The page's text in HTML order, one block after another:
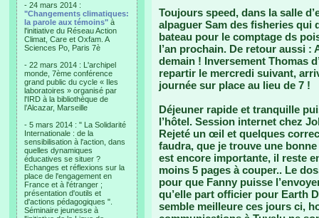
- 24 mars 2014 :
"Changements climatiques:
la parole aux témoins" à
l'initiative du Réseau Action
Climat, Care et Oxfam. A
Sciences Po, Paris 7è
- 22 mars 2014 : L'archipel
monde, 7ème conférence
grand public du cycle « Iles
laboratoires » organisé par
l'IRD à la bibliothèque de
l’Alcazar, Marseille
- 5 mars 2014 : " La Solidarité
Internationale : de la
sensibilisation à l'action, dans
quelles dynamiques
éducatives se situer ?
Echanges et réflexions sur la
place de l'engagement en
France et à l'étranger ;
présentation d'outils et
d'actions pédagogiques ".
Séminaire jeunesse à
Toujours speed, dans la salle
alpaguer Sam des fisheries qui
bateau pour le comptage ds
l’an prochain. De retour aussi :
demain ! Inversement Thomas
repartir le mercredi suivant,
journée sur place au lieu de 7 !
Déjeuner rapide et tranquille
l’hôtel. Session internet chez
Rejeté un œil et quelques
faudra, que je trouve une
est encore importante, il reste
moins 5 pages à couper.. Le
pour que Fanny puisse
qu’elle part officier pour Earth
semble meilleure ces jours ci,